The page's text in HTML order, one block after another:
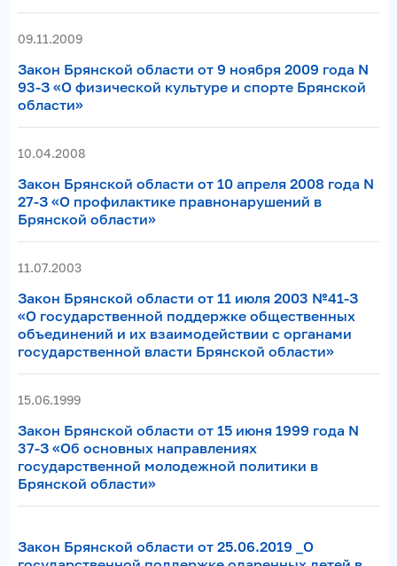
09.11.2009
Закон Брянской области от 9 ноября 2009 года N
93-З «О физической культуре и спорте Брянской
области»
10.04.2008
Закон Брянской области от 10 апреля 2008 года N
27-З «О профилактике правнонарушений в
Брянской области»
11.07.2003
Закон Брянской области от 11 июля 2003 №41-З
«О государственной поддержке общественных
объединений и их взаимодействии с органами
государственной власти Брянской области»
15.06.1999
Закон Брянской области от 15 июня 1999 года N
37-З «Об основных направлениях
государственной молодежной политики в
Брянской области»
Закон Брянской области от 25.06.2019 _О